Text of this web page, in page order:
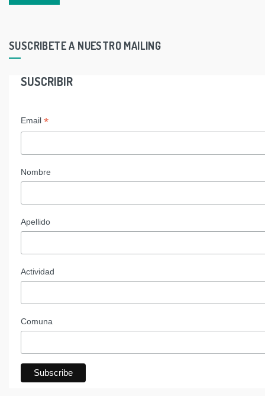
SUSCRIBETE A NUESTRO MAILING
SUSCRIBIR
Email *
Nombre
Apellido
Actividad
Comuna